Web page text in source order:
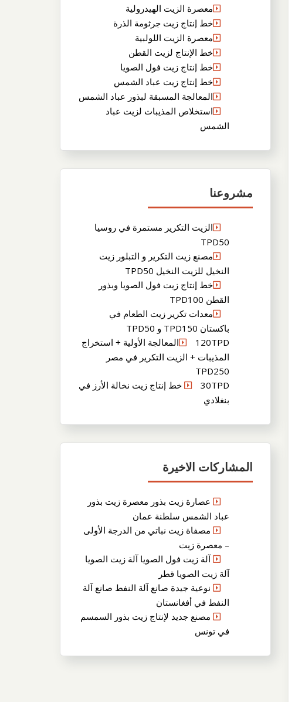
معصرة الزيت الهيدرولية
خط إنتاج زيت جرثومة الذرة
معصرة الزيت اللولبية
خط الإنتاج لزيت القطن
خط إنتاج زيت فول الصويا
خط إنتاج زيت عباد الشمس
المعالجة المسبقة لبذور عباد الشمس
استخلاص المذيبات لزيت عباد
الشمس
مشروعنا
الزيت التكرير مستمرة في روسيا
TPD50
مصنع زيت التكرير و التبلور زيت
النخيل للزيت النخيل TPD50
خط إنتاج زيت فول الصويا وبذور
القطن TPD100
معدات تكرير زيت الطعام في
باكستان TPD150 و TPD50
120TPDالمعالجة الأولية + استخراج
المذيبات + الزيت التكرير في مصر
TPD250
30TPD خط إنتاج زيت نخالة الأرز في
بنغلادي
المشاركات الاخيرة
عصارة زيت بذور معصرة زيت بذور
عباد الشمس سلطنة عمان
مصفاة زيت نباتي من الدرجة الأولى
– معصرة زيت
آلة زيت فول الصويا آلة زيت الصويا
آلة زيت الصويا قطر
نوعية جيدة صانع آلة النفط صانع آلة
النفط في أفغانستان
مصنع جديد لإنتاج زيت بذور السمسم
في تونس